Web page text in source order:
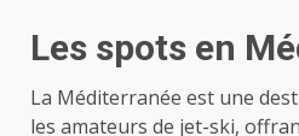
Les spots en
La Méditerranée est une
les amateurs de jet-ski,